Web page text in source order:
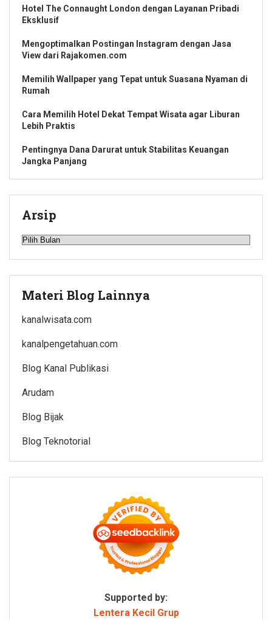
Hotel The Connaught London dengan Layanan Pribadi
Eksklusif
Mengoptimalkan Postingan Instagram dengan Jasa
View dari Rajakomen.com
Memilih Wallpaper yang Tepat untuk Suasana Nyaman di
Rumah
Cara Memilih Hotel Dekat Tempat Wisata agar Liburan
Lebih Praktis
Pentingnya Dana Darurat untuk Stabilitas Keuangan
Jangka Panjang
Arsip
Arsip
Materi Blog Lainnya
kanalwisata.com
kanalpengetahuan.com
Blog Kanal Publikasi
Arudam
Blog Bijak
Blog Teknotorial
Supported by:
Lentera Kecil Grup